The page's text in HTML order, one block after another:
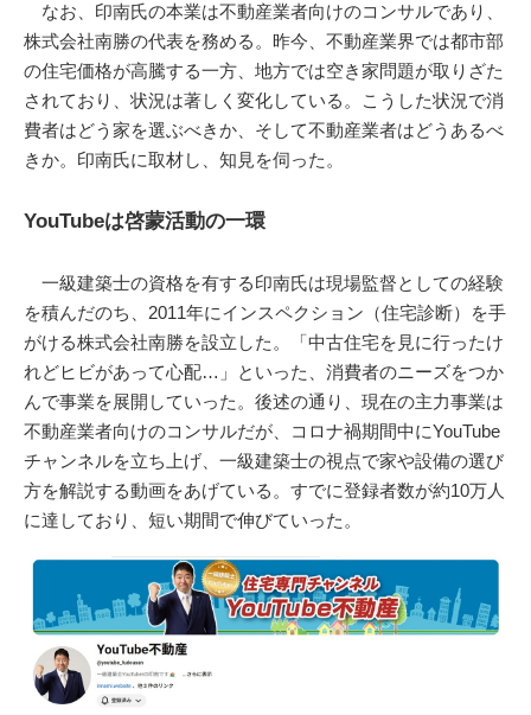
なお、印南氏の本業は不動産業者向けのコンサルであり、
株式会社南勝の代表を務める。昨今、不動産業界では都市部
の住宅価格が高騰する一方、地方では空き家問題が取りざた
されており、状況は著しく変化している。こうした状況で消
費者はどう家を選ぶべきか、そして不動産業者はどうあるべ
きか。印南氏に取材し、知見を伺った。
YouTubeは啓蒙活動の一環
一級建築士の資格を有する印南氏は現場監督としての経験
を積んだのち、2011年にインスペクション（住宅診断）を手
がける株式会社南勝を設立した。「中古住宅を見に行ったけ
れどヒビがあって心配…」といった、消費者のニーズをつか
んで事業を展開していった。後述の通り、現在の主力事業は
不動産業者向けのコンサルだが、コロナ禍期間中にYouTube
チャンネルを立ち上げ、一級建築士の視点で家や設備の選び
方を解説する動画をあげている。すでに登録者数が約10万人
に達しており、短い期間で伸びていった。